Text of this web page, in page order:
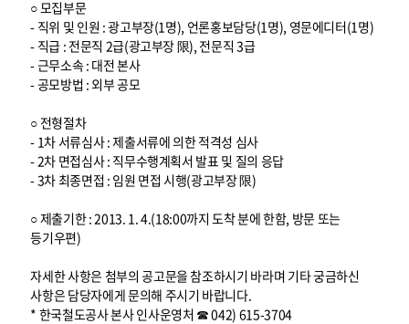
○ 모집부문
- 직위 및 인원 : 광고부장(1명), 언론홍보담당(1명), 영문에디터(1명)
- 직급 : 전문직 2급(광고부장 限), 전문직 3급
- 근무소속 : 대전 본사
- 공모방법 : 외부 공모
○ 전형절차
- 1차 서류심사 : 제출서류에 의한 적격성 심사
- 2차 면접심사 : 직무수행계획서 발표 및 질의 응답
- 3차 최종면접 : 임원 면접 시행(광고부장 限)
○ 제출기한 : 2013. 1. 4.(18:00까지 도착 분에 한함, 방문 또는
등기우편)
자세한 사항은 첨부의 공고문을 참조하시기 바라며 기타 궁금하신
사항은 담당자에게 문의해 주시기 바랍니다.
* 한국철도공사 본사 인사운영처 ☎ 042) 615-3704